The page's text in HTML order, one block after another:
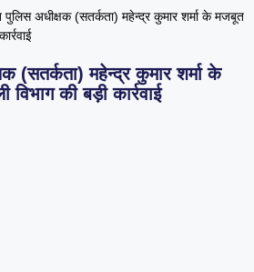
पुलिस अधीक्षक (सतर्कता) महेन्द्र कुमार शर्मा के मजबूत
(सतर्कता) महेन्द्र कुमार शर्मा के
की बड़ी कार्रवाई